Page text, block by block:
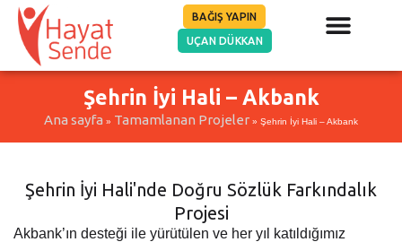
BAĞIŞ YAPIN
UÇAN DÜKKAN
Şehrin İyi Hali – Akbank
Ana sayfa » Tamamlanan Projeler » Şehrin İyi Hali – Akbank
Şehrin İyi Hali'nde Doğru Sözlük Farkındalık
Projesi
Akbank’ın desteği ile yürütülen ve her yıl katıldığımız